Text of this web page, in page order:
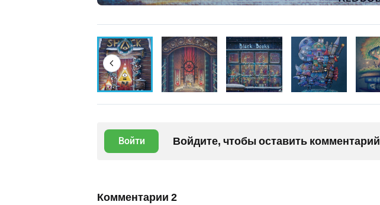
Войти Войдите, чтобы оставить комментарий
Комментарии 2